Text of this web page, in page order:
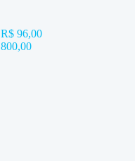
R$ 96,00
800,00